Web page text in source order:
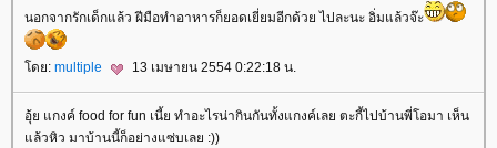
นอกจากรักเด็กแล้ว ฝีมือทำอาหารก็ยอดเยี่ยมอีกด้วย ไปละนะ อิ่มแล้วจ๊ะ
ดย: multiple 13 เมษายน 2554 0:22:18 น.
อุ้ย แกงค์ food for fun เนี้ย ทำอะไรน่ากินกันทั้งแกงค์เลย ตะกี้ไปบ้านพี่โอมา เห็น
ล้วหิว มาบ้านนี้ก็อย่างแซ่บเลย :))